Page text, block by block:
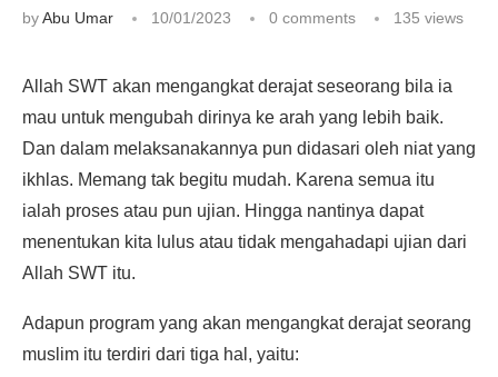
byAbu Umar 10/01/2023 0 comments 135 views
Allah SWT akan mengangkat derajat seseorang bila ia
mau untuk mengubah dirinya ke arah yang lebih baik.
Dan dalam melaksanakannya pun didasari oleh niat yang
ikhlas. Memang tak begitu mudah. Karena semua itu
ialah proses atau pun ujian. Hingga nantinya dapat
menentukan kita lulus atau tidak mengahadapi ujian dari
Allah SWT itu.
Adapun program yang akan mengangkat derajat seorang
muslim itu terdiri dari tiga hal, yaitu: